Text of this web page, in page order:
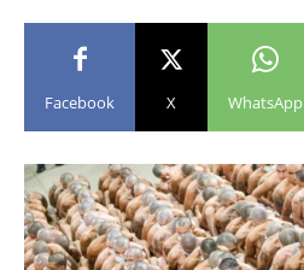
Facebook X WhatsApp